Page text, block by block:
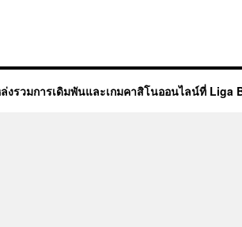
รวมการเดิมพันและเกมคาสิโนออนไลน์ที่ Liga